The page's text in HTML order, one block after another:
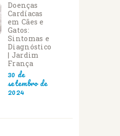
Doenças
Cardíacas
em Cães e
Gatos:
Sintomas e
Diagnóstico
| Jardim
França
30 de
setembro de
2024